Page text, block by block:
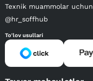
Texnik muammolar uchun
@hr_soffhub
To'lov usullari